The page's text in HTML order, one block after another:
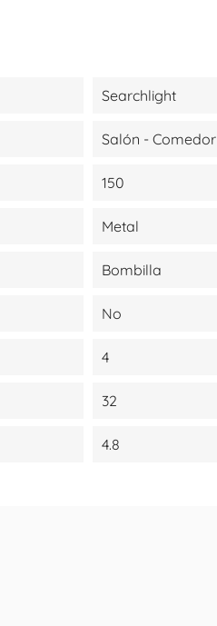
Searchlight
Salón - Comedor
150
Metal
Bombilla
No
4
32
4.8